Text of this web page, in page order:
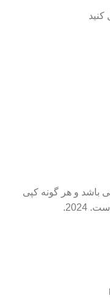
کنید
باشد و هر گونه کپی
است. 2024.